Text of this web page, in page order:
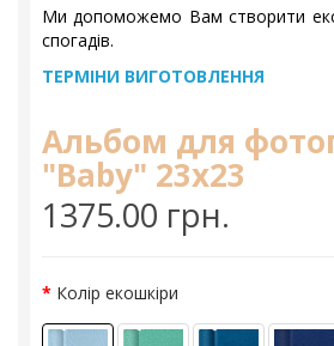
Ми допоможемо Вам створити
спогадів.
ТЕРМІНИ ВИГОТОВЛЕННЯ
Альбом для
"Baby" 23х23
1375.00 грн.
Колір екошкіри